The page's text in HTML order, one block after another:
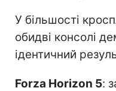
У більшості
обидві консолі
ідентичний
Forza Horizon 5: